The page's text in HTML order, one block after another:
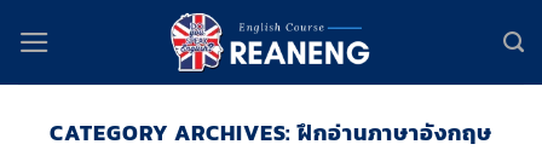
content
CATEGORY ARCHIVES:ฝึกอ่านภาษาอังกฤษ